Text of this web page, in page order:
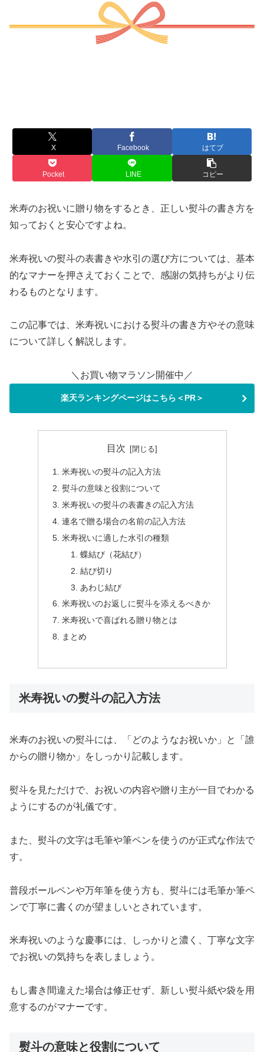
X Facebook はてブ
Pocket LINE コピー
米寿のお祝いに贈り物をするとき、正しい熨斗の書き方を
知っておくと安心ですよね。
米寿祝いの熨斗の表書きや水引の選び方については、基本
的なマナーを押さえておくことで、感謝の気持ちがより伝
わるものとなります。
この記事では、米寿祝いにおける熨斗の書き方やその意味
について詳しく解説します。
＼お買い物マラソン開催中／
楽天ランキングページはこちら＜PR＞
目次
米寿祝いの熨斗の記入方法
熨斗の意味と役割について
米寿祝いの熨斗の表書きの記入方法
連名で贈る場合の名前の記入方法
米寿祝いに適した水引の種類
蝶結び（花結び）
結び切り
あわじ結び
米寿祝いのお返しに熨斗を添えるべきか
米寿祝いで喜ばれる贈り物とは
まとめ
米寿祝いの熨斗の記入方法
米寿のお祝いの熨斗には、「どのようなお祝いか」と「誰
からの贈り物か」をしっかり記載します。
熨斗を見ただけで、お祝いの内容や贈り主が一目でわかる
ようにするのが礼儀です。
また、熨斗の文字は毛筆や筆ペンを使うのが正式な作法で
す。
普段ボールペンや万年筆を使う方も、熨斗には毛筆か筆ペ
ンで丁寧に書くのが望ましいとされています。
米寿祝いのような慶事には、しっかりと濃く、丁寧な文字
でお祝いの気持ちを表しましょう。
もし書き間違えた場合は修正せず、新しい熨斗紙や袋を用
意するのがマナーです。
熨斗の意味と役割について